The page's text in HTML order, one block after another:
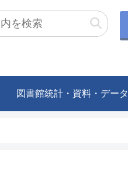
図書館統計・資料・データ